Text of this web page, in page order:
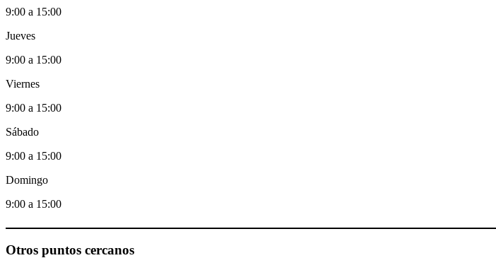
9:00 a 15:00
Jueves
9:00 a 15:00
Viernes
9:00 a 15:00
Sábado
9:00 a 15:00
Domingo
9:00 a 15:00
Otros puntos cercanos